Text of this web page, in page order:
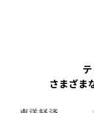
さまざま